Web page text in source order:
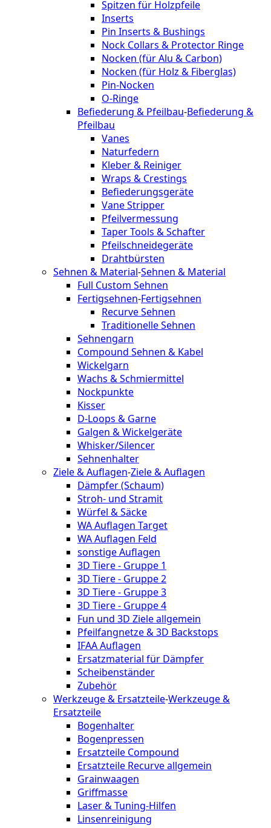
Spitzen für Holzpfeile
Inserts
Pin Inserts & Bushings
Nock Collars & Protector Ringe
Nocken (für Alu & Carbon)
Nocken (für Holz & Fiberglas)
Pin-Nocken
O-Ringe
Befiederung & Pfeilbau-Befiederung &
Pfeilbau
Vanes
Naturfedern
Kleber & Reiniger
Wraps & Crestings
Befiederungsgeräte
Vane Stripper
Pfeilvermessung
Taper Tools & Schafter
Pfeilschneidegeräte
Drahtbürsten
Sehnen & Material-Sehnen & Material
Full Custom Sehnen
Fertigsehnen-Fertigsehnen
Recurve Sehnen
Traditionelle Sehnen
Sehnengarn
Compound Sehnen & Kabel
Wickelgarn
Wachs & Schmiermittel
Nockpunkte
Kisser
D-Loops & Garne
Galgen & Wickelgeräte
Whisker/Silencer
Sehnenhalter
Ziele & Auflagen-Ziele & Auflagen
Dämpfer (Schaum)
Stroh- und Stramit
Würfel & Säcke
WA Auflagen Target
WA Auflagen Feld
sonstige Auflagen
3D Tiere - Gruppe 1
3D Tiere - Gruppe 2
3D Tiere - Gruppe 3
3D Tiere - Gruppe 4
Fun und 3D Ziele allgemein
Pfeilfangnetze & 3D Backstops
IFAA Auflagen
Ersatzmaterial für Dämpfer
Scheibenständer
Zubehör
Werkzeuge & Ersatzteile-Werkzeuge &
Ersatzteile
Bogenhalter
Bogenpressen
Ersatzteile Compound
Ersatzteile Recurve allgemein
Grainwaagen
Griffmasse
Laser & Tuning-Hilfen
Linsenreinigung